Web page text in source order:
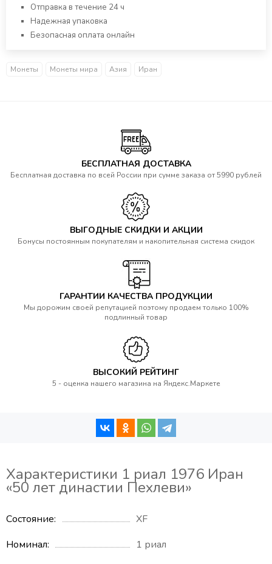
Отправка в течение 24 ч
Надежная упаковка
Безопасная оплата онлайн
Монеты Монеты мира Азия Иран
БЕСПЛАТНАЯ ДОСТАВКА
Бесплатная доставка по всей России при сумме заказа от 5990 рублей
ВЫГОДНЫЕ СКИДКИ И АКЦИИ
Бонусы постоянным покупателям и накопительная система скидок
ГАРАНТИИ КАЧЕСТВА ПРОДУКЦИИ
Мы дорожим своей репутацией поэтому продаем только 100%
подлинный товар
ВЫСОКИЙ РЕЙТИНГ
5 - оценка нашего магазина на Яндекс.Маркете
Характеристики 1 риал 1976 Иран
«50 лет династии Пехлеви»
Состояние
XF
Номинал
1 риал